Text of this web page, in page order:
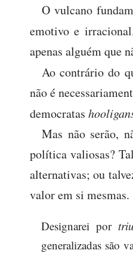
O vulcano
emotivo e
apenas alguém que
Ao contrário do
não é
democratas
Mas não serão,
política valiosas?
alternativas; ou
valor em si mesmas.
Designarei por
generalizadas são